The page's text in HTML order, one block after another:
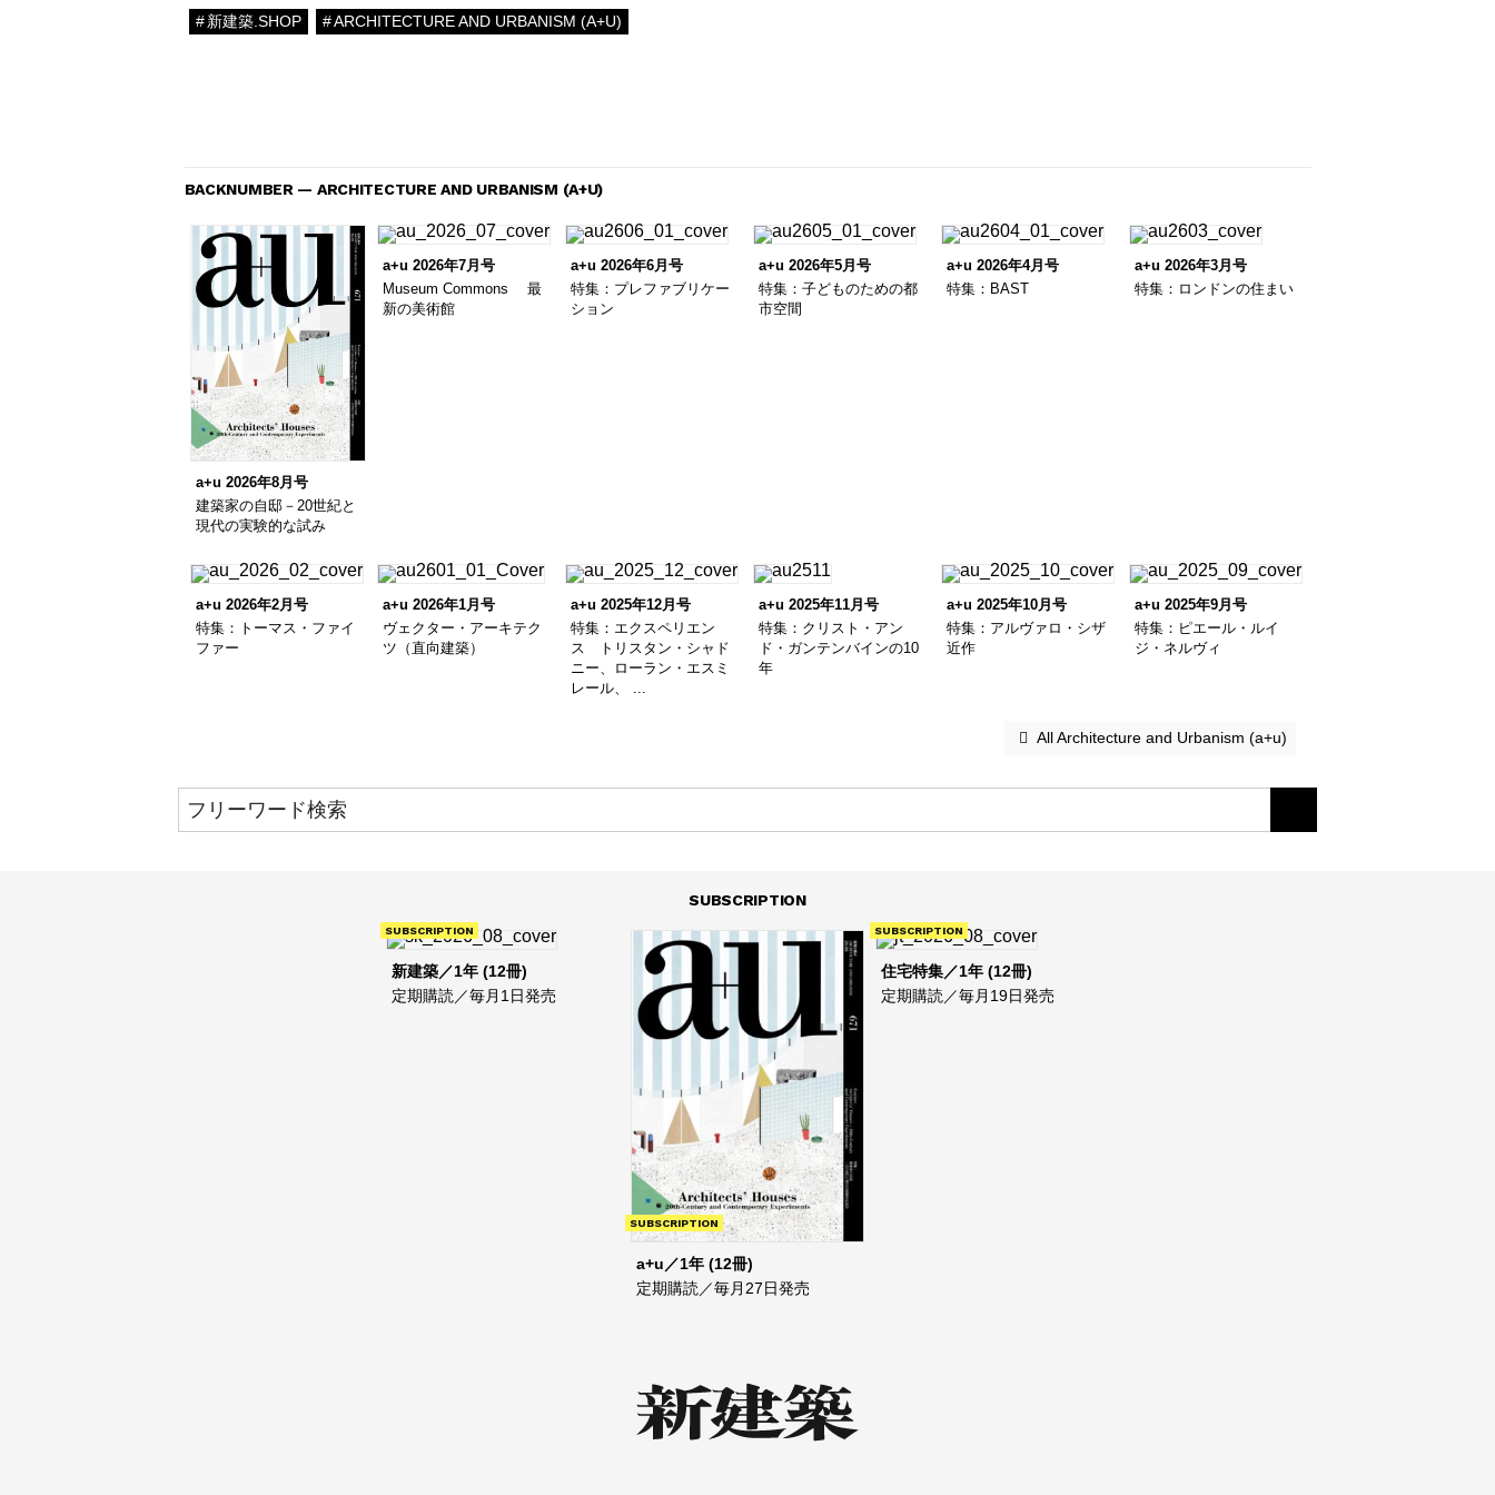
新建築.SHOP ARCHITECTURE AND URBANISM (A+U)
BACKNUMBER — ARCHITECTURE AND URBANISM (A+U)
a+u 2026年8月号
建築家の自邸－20世紀と
現代の実験的な試み
a+u 2026年7月号
Museum Commons 最
新の美術館
a+u 2026年6月号
特集：プレファブリケー
ション
a+u 2026年5月号
特集：子どものための都
市空間
a+u 2026年4月号
特集：BAST
a+u 2026年3月号
特集：ロンドンの住まい
a+u 2026年2月号
特集：トーマス・ファイ
ファー
a+u 2026年1月号
ヴェクター・アーキテク
ツ（直向建築）
a+u 2025年12月号
特集：エクスペリエン
ス トリスタン・シャド
ニー、ローラン・エスミ
レール、 ...
a+u 2025年11月号
特集：クリスト・アン
ド・ガンテンバインの10
年
a+u 2025年10月号
特集：アルヴァロ・シザ
近作
a+u 2025年9月号
特集：ピエール・ルイ
ジ・ネルヴィ
All Architecture and Urbanism (a+u)
SUBSCRIPTION
SUBSCRIPTION
新建築／1年 (12冊)
定期購読／毎月1日発売
SUBSCRIPTION
a+u／1年 (12冊)
定期購読／毎月27日発売
SUBSCRIPTION
住宅特集／1年 (12冊)
定期購読／毎月19日発売